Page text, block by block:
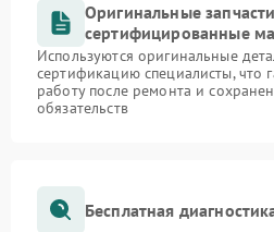
Оригинальные
сертифицированные
Используются оригинальные
сертификацию специалисты, что
работу после ремонта и
обязательств
Бесплатная